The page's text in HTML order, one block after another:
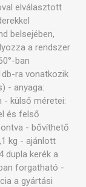
elválasztott
belsejében,
a rendszer
ban
ra vonatkozik
- anyaga:
- külső méretei:
és felső
- bővíthető
kg - ajánlott
dupla kerék a
forgatható -
a gyártási